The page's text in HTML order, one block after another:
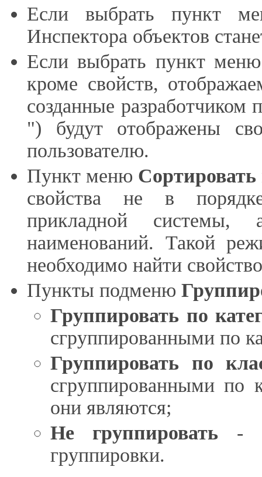
Если выбрать пункт
Инспектора объектов
Если выбрать пункт
кроме свойств,
созданные
") будут отображены
пользователю.
Пункт меню
свойства не в
прикладной
наименований. Такой
необходимо найти
Пункты подменю
Группировать по
сгруппированными по
Группировать по
сгруппированными по
они являются;
Не группировать -
группировки.